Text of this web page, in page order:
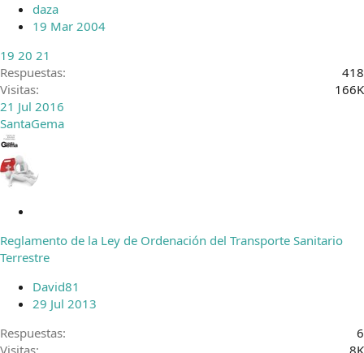
a
d
o
daza
19 Mar 2004
19 20 21
Respuestas
418
Visitas
166K
21 Jul 2016
SantaGema
c
l
d
o
Reglamento de la Ley de Ordenación del Transporte Sanitario
Terrestre
David81
29 Jul 2013
Respuestas
6